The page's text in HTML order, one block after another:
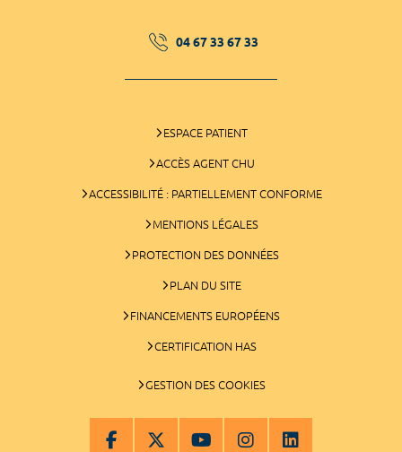
04 67 33 67 33
ESPACE PATIENT
ACCÈS AGENT CHU
ACCESSIBILITÉ : PARTIELLEMENT CONFORME
MENTIONS LÉGALES
PROTECTION DES DONNÉES
PLAN DU SITE
FINANCEMENTS EUROPÉENS
CERTIFICATION HAS
GESTION DES COOKIES